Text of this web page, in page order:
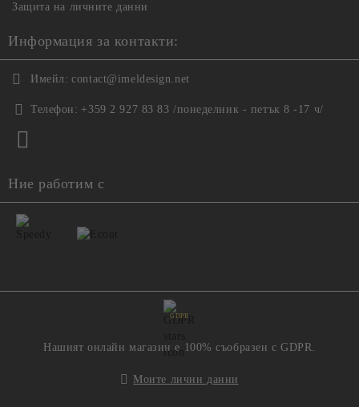
Защита на личните данни
Информация за контакти:
Имейл: contact@imeldesign.net
Телефон: +359 2 927 83 83 /понеделник - петък 8 -17 ч/
Ние работим с
GDPR
Нашият онлайн магазин е 100% съобразен с GDPR.
Моите лични данни